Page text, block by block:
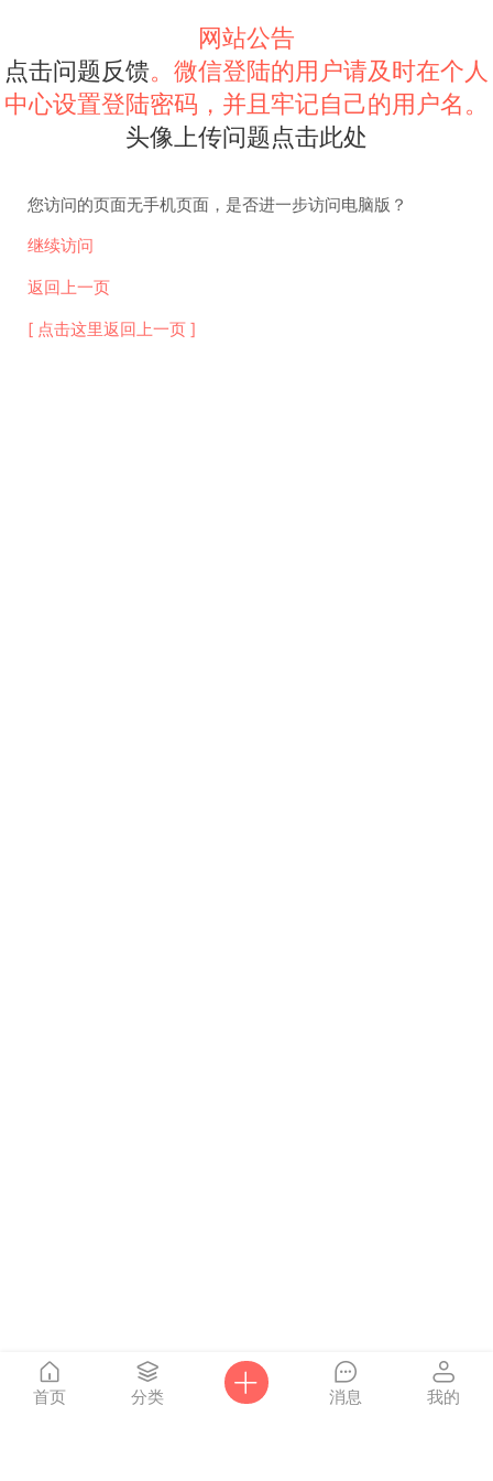
网站公告
点击问题反馈。微信登陆的用户请及时在个人
中心设置登陆密码，并且牢记自己的用户名。
头像上传问题点击此处
您访问的页面无手机页面，是否进一步访问电脑版？
继续访问
返回上一页
[ 点击这里返回上一页 ]
首页 分类 消息 我的